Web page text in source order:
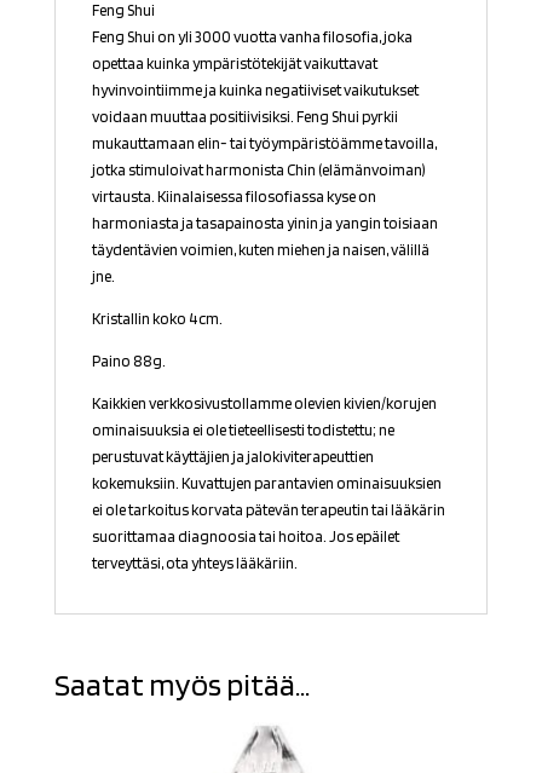
Feng Shui
Feng Shui on yli 3000 vuotta vanha filosofia, joka
opettaa kuinka ympäristötekijät vaikuttavat
hyvinvointiimme ja kuinka negatiiviset vaikutukset
voidaan muuttaa positiivisiksi. Feng Shui pyrkii
mukauttamaan elin- tai työympäristöämme tavoilla,
jotka stimuloivat harmonista Chin (elämänvoiman)
virtausta. Kiinalaisessa filosofiassa kyse on
harmoniasta ja tasapainosta yinin ja yangin toisiaan
täydentävien voimien, kuten miehen ja naisen, välillä
jne.
Kristallin koko 4cm.
Paino 88g.
Kaikkien verkkosivustollamme olevien kivien/korujen
ominaisuuksia ei ole tieteellisesti todistettu; ne
perustuvat käyttäjien ja jalokiviterapeuttien
kokemuksiin. Kuvattujen parantavien ominaisuuksien
ei ole tarkoitus korvata pätevän terapeutin tai lääkärin
suorittamaa diagnoosia tai hoitoa. Jos epäilet
terveyttäsi, ota yhteys lääkäriin.
Saatat myös pitää...